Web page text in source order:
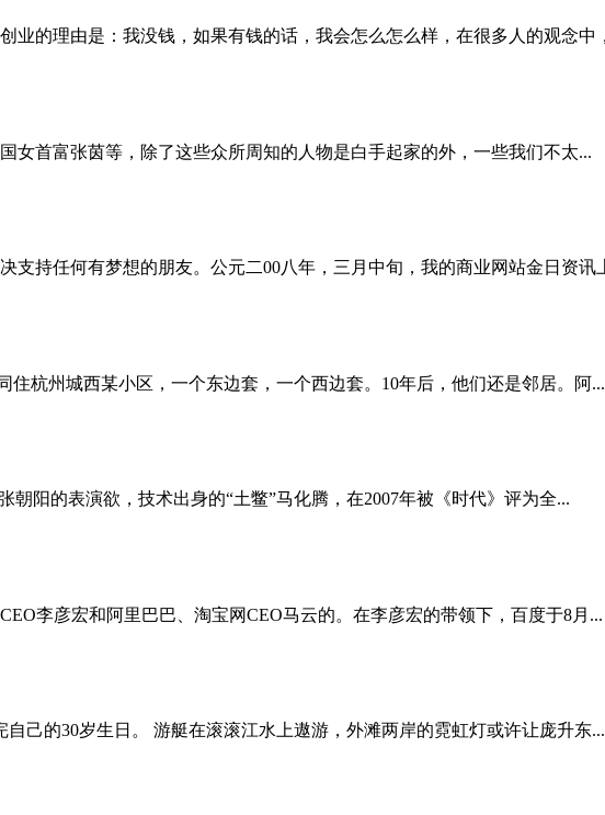
业的理由是：我没钱，如果有钱的话，我会怎么怎么样，在很多人的观念中
女首富张茵等，除了这些众所周知的人物是白手起家的外，一些我们不太...
持任何有梦想的朋友。公元二00八年，三月中旬，我的商业网站金日资讯
杭州城西某小区，一个东边套，一个西边套。10年后，他们还是邻居。阿...
阳的表演欲，技术出身的“土鳖”马化腾，在2007年被《时代》评为全...
李彦宏和阿里巴巴、淘宝网CEO马云的。在李彦宏的带领下，百度于8月...
己的30岁生日。 游艇在滚滚江水上遨游，外滩两岸的霓虹灯或许让庞升东...